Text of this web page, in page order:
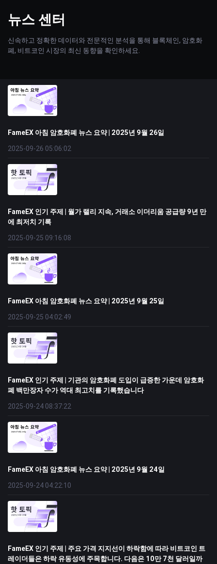
뉴스 센터
신속하고 정확한 데이터와 전문적인 분석을 통해 블록체인, 암호화
폐, 비트코인 시장의 최신 동향을 확인하세요.
FameEX 아침 암호화폐 뉴스 요약 | 2025년 9월 26일
2025-09-26 05:06:02
FameEX 인기 주제 | 월가 랠리 지속, 거래소 이더리움 공급량 9년 만
에 최저치 기록
2025-09-25 09:16:08
FameEX 아침 암호화폐 뉴스 요약 | 2025년 9월 25일
2025-09-25 04:02:49
FameEX 인기 주제 | 기관의 암호화폐 도입이 급증한 가운데 암호화
폐 백만장자 수가 역대 최고치를 기록했습니다
2025-09-24 08:37:22
FameEX 아침 암호화폐 뉴스 요약 | 2025년 9월 24일
2025-09-24 04:22:10
FameEX 인기 주제 | 주요 가격 지지선이 하락함에 따라 비트코인 ​​트
레이더들은 하락 유동성에 주목합니다. 다음은 10만 7천 달러일까